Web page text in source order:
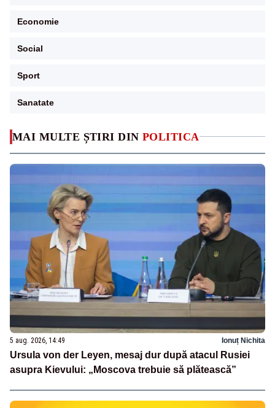
MAI MULTE ȘTIRI DIN POLITICA
5 aug. 2026, 14:49 Ionuț Nichita
Ursula von der Leyen, mesaj dur după atacul Rusiei
asupra Kievului: „Moscova trebuie să plătească”
Economie
Social
Sport
Sanatate